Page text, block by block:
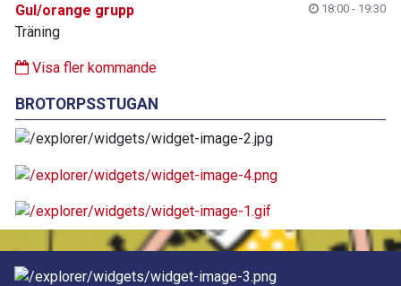
Gul/orange grupp
18:00 - 19:30
Träning
Visa fler kommande
BROTORPSSTUGAN